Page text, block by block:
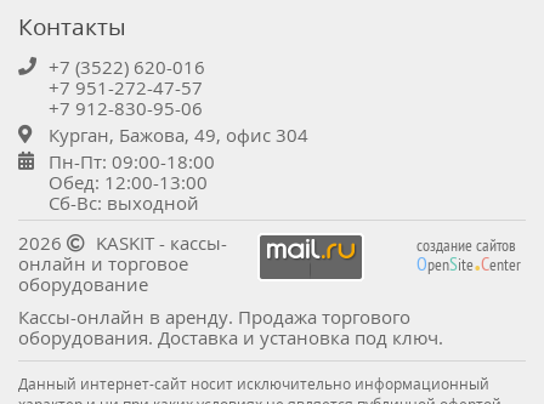
Контакты
+7 (3522) 620-016
+7 951-272-47-57
+7 912-830-95-06
Курган, Бажова, 49, офис 304
Пн-Пт: 09:00-18:00
Обед: 12:00-13:00
Сб-Вс: выходной
создание сайтов
OpenSite.Center
2026
KASKIT - кассы-
онлайн и торговое
оборудование
Кассы-онлайн в аренду. Продажа торгового
оборудования. Доставка и установка под ключ.
Данный интернет-сайт носит исключительно информационный